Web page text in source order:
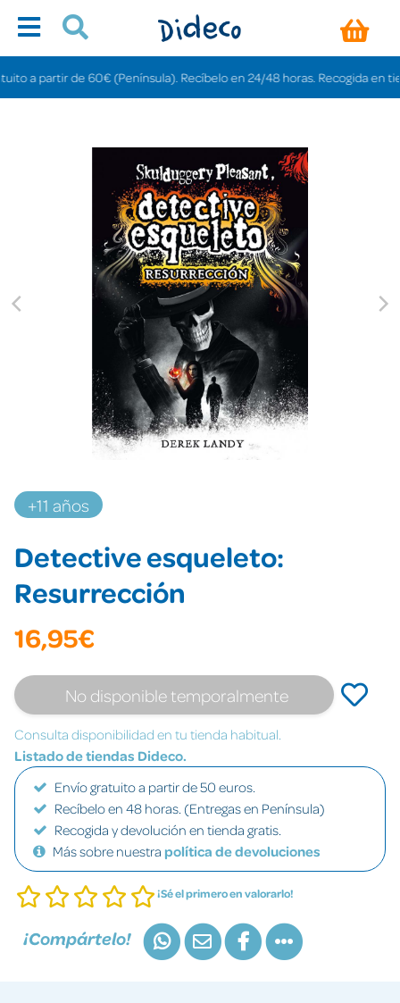
partir de 60€ (Península). Recíbelo en 24/48 horas. Recogida en
+11 años
Detective esqueleto:
Resurrección
16,95€
No disponible temporalmente
Consulta disponibilidad en tu tienda habitual.
Listado de tiendas Dideco.
Envío gratuito a partir de 50 euros.
Recíbelo en 48 horas. (Entregas en Península)
Recogida y devolución en tienda gratis.
Más sobre nuestra política de devoluciones
¡Sé el primero en valorarlo!
¡Compártelo!